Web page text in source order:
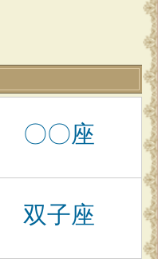
〇〇座
双子座